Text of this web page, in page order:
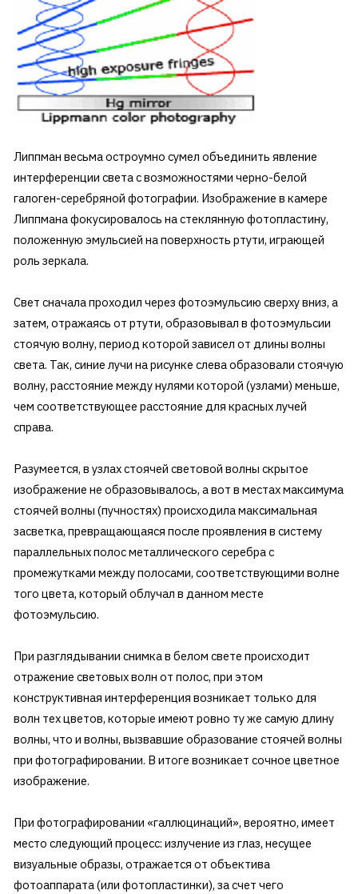
Липпман весьма остроумно сумел объединить явление
интерференции света с возможностями черно-белой
галоген-серебряной фотографии. Изображение в камере
Липпмана фокусировалось на стеклянную фотопластину,
положенную эмульсией на поверхность ртути, играющей
роль зеркала.
Свет сначала проходил через фотоэмульсию сверху вниз, а
затем, отражаясь от ртути, образовывал в фотоэмульсии
стоячую волну, период которой зависел от длины волны
света. Так, синие лучи на рисунке слева образовали стоячую
волну, расстояние между нулями которой (узлами) меньше,
чем соответствующее расстояние для красных лучей
справа.
Разумеется, в узлах стоячей световой волны скрытое
изображение не образовывалось, а вот в местах максимума
стоячей волны (пучностях) происходила максимальная
засветка, превращающаяся после проявления в систему
параллельных полос металлического серебра с
промежутками между полосами, соответствующими волне
того цвета, который облучал в данном месте
фотоэмульсию.
При разглядывании снимка в белом свете происходит
отражение световых волн от полос, при этом
конструктивная интерференция возникает только для
волн тех цветов, которые имеют ровно ту же самую длину
волны, что и волны, вызвавшие образование стоячей волны
при фотографировании. В итоге возникает сочное цветное
изображение.
При фотографировании «галлюцинаций», вероятно, имеет
место следующий процесс: излучение из глаз, несущее
визуальные образы, отражается от объектива
фотоаппарата (или фотопластинки), за счет чего